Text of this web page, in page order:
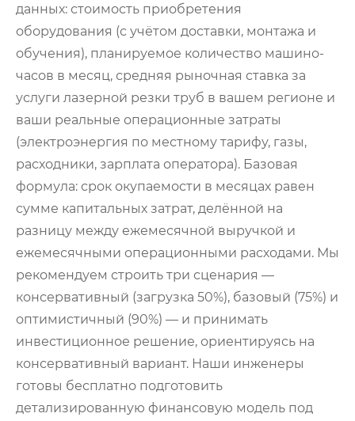
данных: стоимость приобретения
оборудования (с учётом доставки, монтажа и
обучения), планируемое количество машино-
часов в месяц, средняя рыночная ставка за
услуги лазерной резки труб в вашем регионе и
ваши реальные операционные затраты
(электроэнергия по местному тарифу, газы,
расходники, зарплата оператора). Базовая
формула: срок окупаемости в месяцах равен
сумме капитальных затрат, делённой на
разницу между ежемесячной выручкой и
ежемесячными операционными расходами. Мы
рекомендуем строить три сценария —
консервативный (загрузка 50%), базовый (75%) и
оптимистичный (90%) — и принимать
инвестиционное решение, ориентируясь на
консервативный вариант. Наши инженеры
готовы бесплатно подготовить
детализированную финансовую модель под